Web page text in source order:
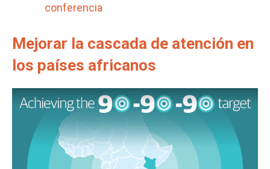
conferencia
Mejorar la cascada de atención en
los países africanos